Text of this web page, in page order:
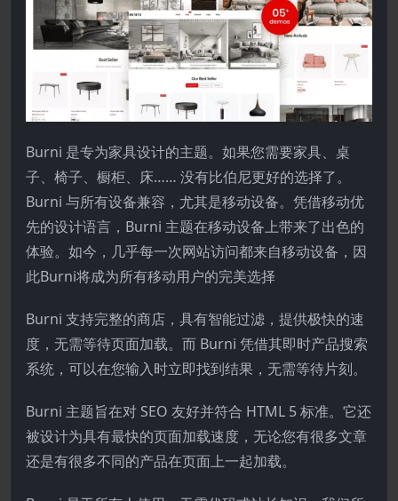
Burni 是专为家具设计的主题。如果您需要家具、桌
子、椅子、橱柜、床…… 没有比伯尼更好的选择了。
Burni 与所有设备兼容，尤其是移动设备。凭借移动优
先的设计语言，Burni 主题在移动设备上带来了出色的
体验。如今，几乎每一次网站访问都来自移动设备，因
此Burni将成为所有移动用户的完美选择
Burni 支持完整的商店，具有智能过滤，提供极快的速
度，无需等待页面加载。而 Burni 凭借其即时产品搜索
系统，可以在您输入时立即找到结果，无需等待片刻。
Burni 主题旨在对 SEO 友好并符合 HTML 5 标准。它还
被设计为具有最快的页面加载速度，无论您有很多文章
还是有很多不同的产品在页面上一起加载。